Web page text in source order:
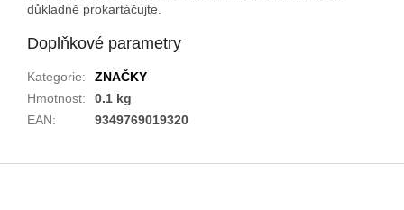
důkladně prokartáčujte.
Doplňkové parametry
Kategorie:
ZNAČKY
Hmotnost:
0.1 kg
EAN: 9349769019320